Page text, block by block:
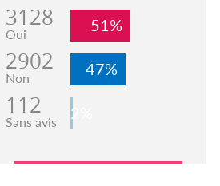
3128
Oui 51%
2902
Non 47%
112
Sans avis 2%